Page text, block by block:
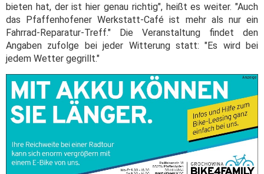
bieten hat, der ist hier genau richtig", heißt es weiter. "Auch
das Pfaffenhofener Werkstatt-Café ist mehr als nur ein
Fahrrad-Reparatur-Treff." Die Veranstaltung findet den
Angaben zufolge bei jeder Witterung statt: "Es wird bei
jedem Wetter gegrillt."